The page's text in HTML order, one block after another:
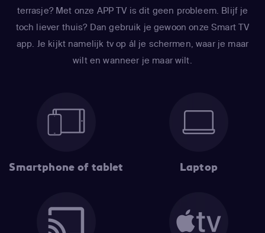
terrasje? Met onze APP TV is dit geen probleem. Blijf je
toch liever thuis? Dan gebruik je gewoon onze Smart TV
app. Je kijkt namelijk tv op ál je schermen, waar je maar
wilt en wanneer je maar wilt.
Smartphone of tablet Laptop